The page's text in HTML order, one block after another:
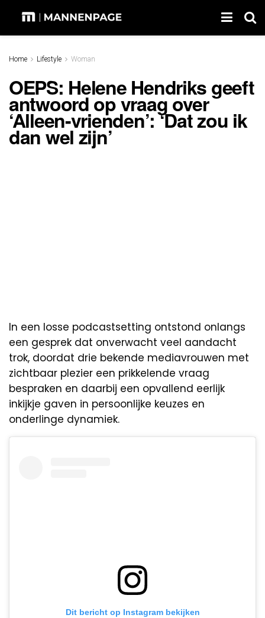
Home Lifestyle Woman
OEPS: Helene Hendriks geeft
antwoord op vraag over
‘Alleen-vrienden’: ‘Dat zou ik
dan wel zijn’
In een losse podcastsetting ontstond onlangs
een gesprek dat onverwacht veel aandacht
trok, doordat drie bekende mediavrouwen met
zichtbaar plezier een prikkelende vraag
bespraken en daarbij een opvallend eerlijk
inkijkje gaven in persoonlijke keuzes en
onderlinge dynamiek.
Dit bericht op Instagram bekijken